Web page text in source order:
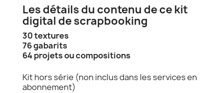
Les détails du contenu de ce kit
digital de scrapbooking
30 textures
76 gabarits
64 projets ou compositions
Kit hors série (non inclus dans les services en
abonnement)